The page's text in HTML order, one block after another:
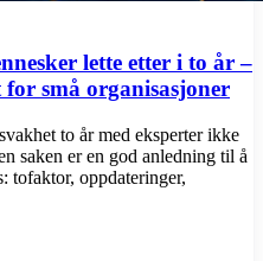
lette etter i to år –
små organisasjoner
to år med eksperter ikke
saken er en god anledning til å
tofaktor, oppdateringer,